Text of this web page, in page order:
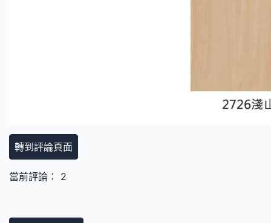
轉到評論頁面
當前評論： 2